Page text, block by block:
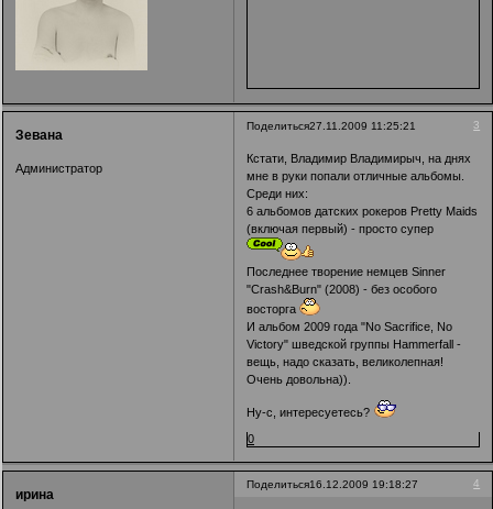
Поделиться 3
27.11.2009 11:25:21
Зевана
Администратор
Кстати, Владимир Владимирыч, на днях
мне в руки попали отличные альбомы.
Среди них:
6 альбомов датских рокеров Pretty Maids
(включая первый) - просто супер
Последнее творение немцев Sinner
"Crash&Burn" (2008) - без особого
восторга
И альбом 2009 года "No Sacrifice, No
Victory" шведской группы Hammerfall -
вещь, надо сказать, великолепная!
Очень довольна)).
Ну-с, интересуетесь?
0
Поделиться 4
16.12.2009 19:18:27
ирина